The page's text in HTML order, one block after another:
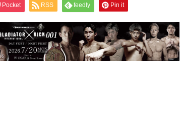
Pocket RSS feedly Pin it